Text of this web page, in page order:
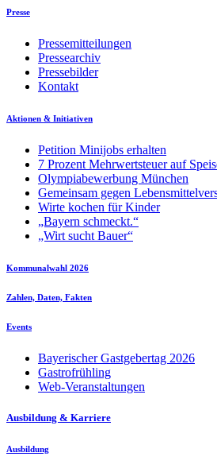
Presse
Pressemitteilungen
Pressearchiv
Pressebilder
Kontakt
Aktionen & Initiativen
Petition Minijobs erhalten
7 Prozent Mehrwertsteuer auf
Olympiabewerbung München
Gemeinsam gegen
Wirte kochen für Kinder
„Bayern schmeckt.“
„Wirt sucht Bauer“
Kommunalwahl 2026
Zahlen, Daten, Fakten
Events
Bayerischer Gastgebertag 2026
Gastrofrühling
Web-Veranstaltungen
Ausbildung & Karriere
Ausbildung